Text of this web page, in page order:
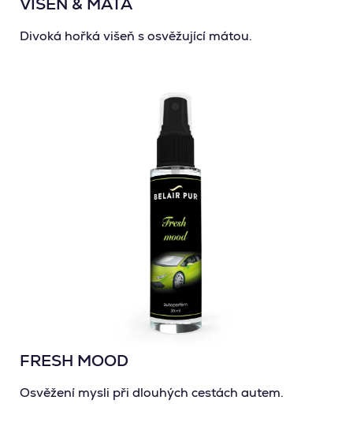
VIŠEŇ & MÁTA
Divoká hořká višeň s osvěžující mátou.
FRESH MOOD
Osvěžení mysli při dlouhých cestách autem.